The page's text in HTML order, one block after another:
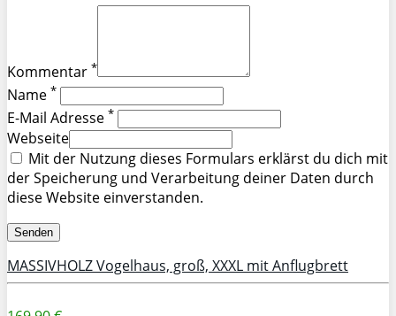
Kommentar *
Name *
E-Mail Adresse *
Webseite
Mit der Nutzung dieses Formulars erklärst du dich mit
der Speicherung und Verarbeitung deiner Daten durch
diese Website einverstanden.
MASSIVHOLZ Vogelhaus, groß, XXXL mit Anflugbrett